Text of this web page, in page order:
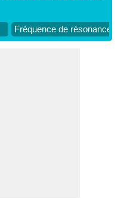
Fréquence de résonance